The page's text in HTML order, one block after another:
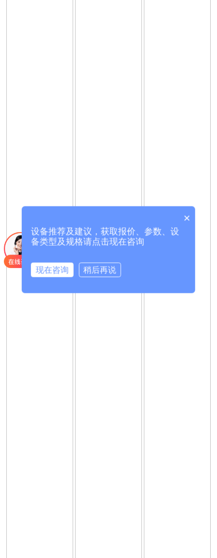
×
设备推荐及建议，获取报价、参数、设
备类型及规格请点击现在咨询
现在咨询 稍后再说